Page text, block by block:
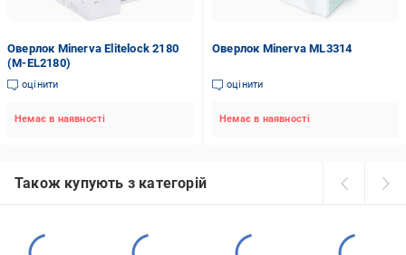
Оверлок Minerva Elitelock 2180
(M-EL2180)
оцінити
Немає в наявності
Оверлок Minerva ML3314
оцінити
Немає в наявності
Також купують з категорій